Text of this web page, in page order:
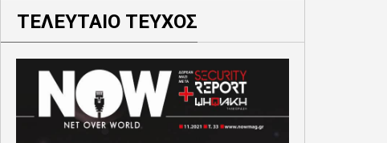
ΤΕΛΕΥΤΑΙΟ ΤΕΥΧΟΣ